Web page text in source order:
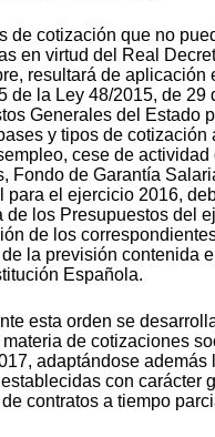
de cotización que no
en virtud del Real
resultará de aplicación
de la Ley 48/2015, de 29
Generales del Estado
y tipos de cotización
cese de
Fondo de Garantía
para el ejercicio 2016,
de los Presupuestos del
de los
la previsión contenida
Española.
esta orden se
materia de cotizaciones
adaptándose además
con carácter
contratos a tiempo